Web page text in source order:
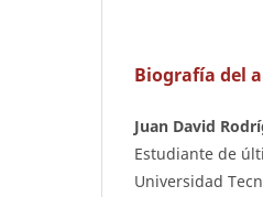
Biografía del
Juan David
Estudiante de
Universidad